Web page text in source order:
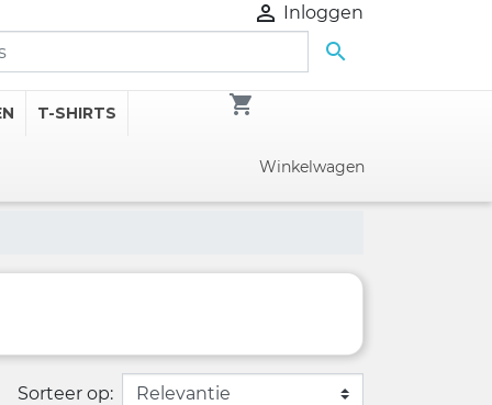
 Inloggen

T-SHIRTS shopping_cart
Winkelwagen
Sorteer op: